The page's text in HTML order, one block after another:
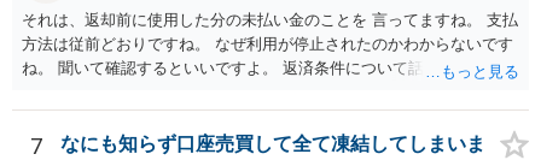
それは、返却前に使用した分の未払い金のことを 言ってますね。 支払
方法は従前どおりですね。 なぜ利用が停止されたのかわからないです
ね。 聞いて確認するといいですよ。 返済条件について話し合う事は当
7
なにも知らず口座売買して全て凍結してしまいま